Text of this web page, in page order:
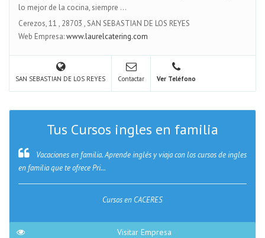
lo mejor de la cocina, siempre ...
Cerezos, 11 , 28703 ,SAN SEBASTIAN DE LOS REYES
Web Empresa:www.laurelcatering.com
SAN SEBASTIAN DE LOS REYES Contactar Ver Teléfono
Tus Cursos ingles en familia
Vacaciones en familia. Aprende inglés y viaja con los cursos de ingles
en familia que te ofrece Pri...
Cursos en CACERES
Visitar Empresa